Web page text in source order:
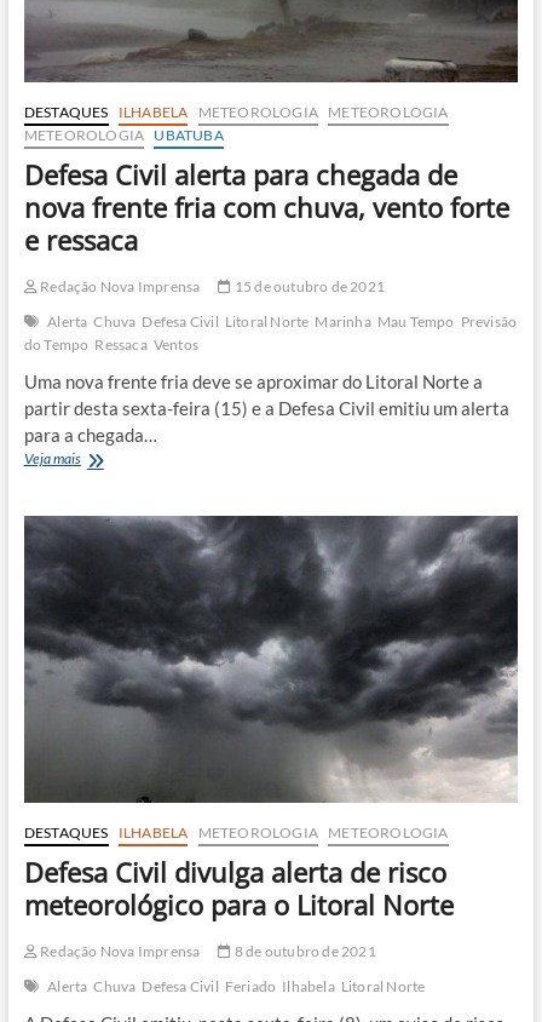
DESTAQUES ILHABELA METEOROLOGIA
METEOROLOGIA
METEOROLOGIA UBATUBA
Defesa Civil alerta para chegada de
nova frente fria com chuva, vento forte
e ressaca
Redação Nova Imprensa
15 de outubro de 2021
Alerta Chuva Defesa Civil Litoral Norte Marinha Mau Tempo Previsão
do Tempo Ressaca Ventos
Uma nova frente fria deve se aproximar do Litoral Norte a
partir desta sexta-feira (15) e a Defesa Civil emitiu um alerta
para a chegada…
Veja maisDefesa
para
chegada
fria
com
chuva,
vento
DESTAQUES ILHABELA METEOROLOGIA METEOROLOGIA
Defesa Civil divulga alerta de risco
meteorológico para o Litoral Norte
Redação Nova Imprensa
8 de outubro de 2021
Alerta Chuva Defesa Civil Feriado Ilhabela Litoral Norte